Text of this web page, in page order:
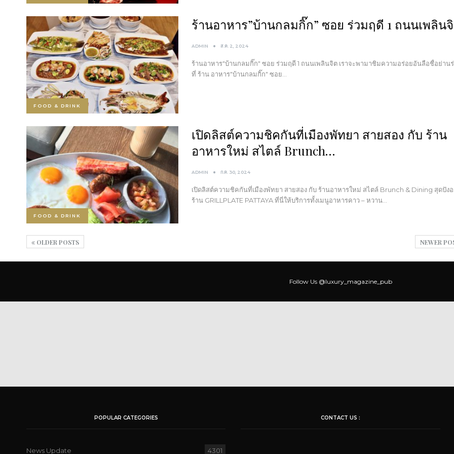
FOOD & DRINK
ร้านอาหาร”บ้านกลมกิ๊ก” ซอย ร่วมฤดี 1 ถนนเพลิน
ADMIN ส.ค. 2, 2024
ร้านอาหาร"บ้านกลมกิ๊ก" ซอย ร่วมฤดี 1 ถนนเพลินจิต เราจะพามาชิมความอร่อยอันลือชื่อย่าน
ที่ ร้าน อาหาร"บ้านกลมกิ๊ก" ซอย…
FOOD & DRINK
เปิดลิสต์ความชิคกันที่เมืองพัทยา สายสอง กับ ร้าน
อาหารใหม่ สไตล์ Brunch…
ADMIN ก.ค. 30, 2024
เปิดลิสต์ความชิคกันที่เมืองพัทยา สายสอง กับ ร้านอาหารใหม่ สไตล์ Brunch & Dining สุดปังอ
ร้าน GRILLPLATE PATTAYA ที่นี่ให้บริการทั้งเมนูอาหารคาว – หวาน…
OLDER POSTS NEWER
Follow Us @luxury_magazine_pub
POPULAR CATEGORIES
News Update 4301
CONTACT US :